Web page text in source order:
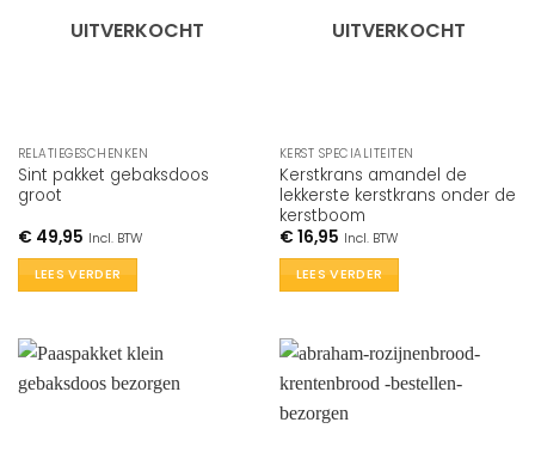
UITVERKOCHT
RELATIEGESCHENKEN
Sint pakket gebaksdoos
groot
€49,95 Incl. BTW
LEES VERDER
UITVERKOCHT
KERST SPECIALITEITEN
Kerstkrans amandel de
lekkerste kerstkrans onder de
kerstboom
€16,95 Incl. BTW
LEES VERDER